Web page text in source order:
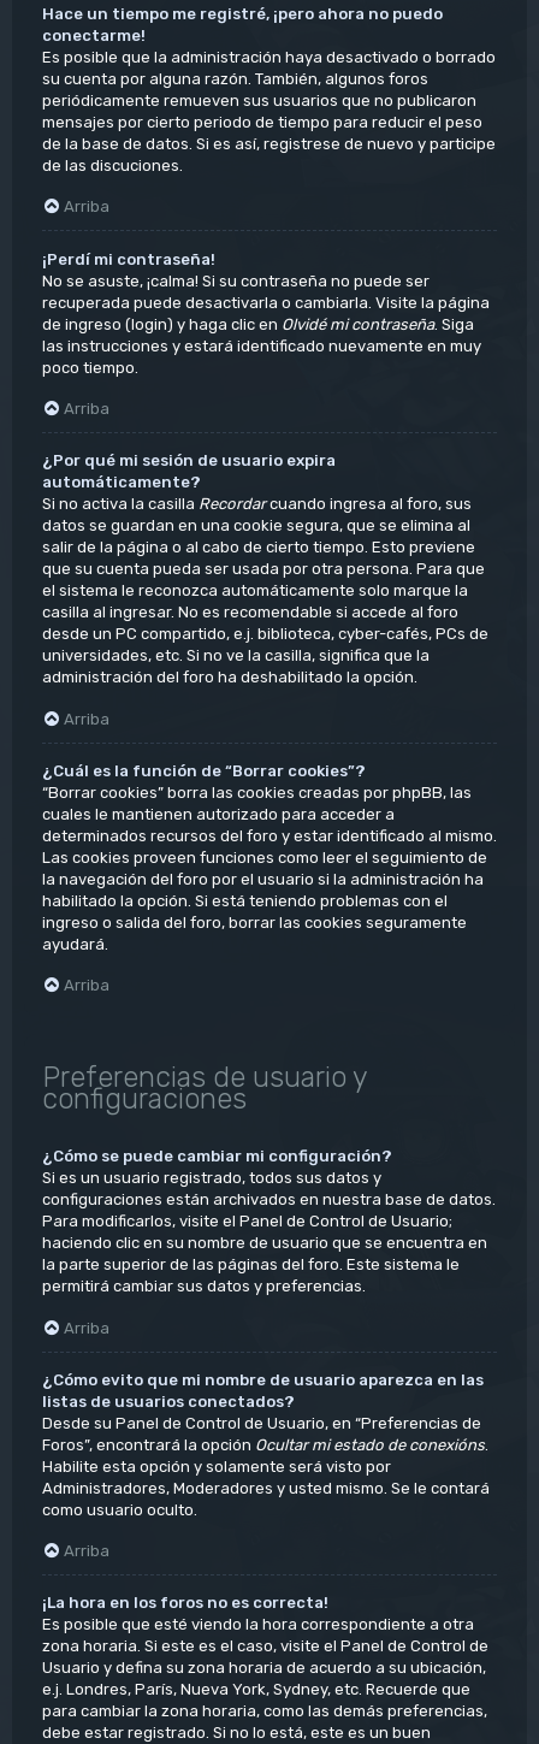
Hace un tiempo me registré, ¡pero ahora no puedo
conectarme!
Es posible que la administración haya desactivado o borrado
su cuenta por alguna razón. También, algunos foros
periódicamente remueven sus usuarios que no publicaron
mensajes por cierto periodo de tiempo para reducir el peso
de la base de datos. Si es así, registrese de nuevo y participe
de las discuciones.
Arriba
¡Perdí mi contraseña!
No se asuste, ¡calma! Si su contraseña no puede ser
recuperada puede desactivarla o cambiarla. Visite la página
de ingreso (login) y haga clic en Olvidé mi contraseña. Siga
las instrucciones y estará identificado nuevamente en muy
poco tiempo.
Arriba
¿Por qué mi sesión de usuario expira
automáticamente?
Si no activa la casilla Recordarcuando ingresa al foro, sus
datos se guardan en una cookie segura, que se elimina al
salir de la página o al cabo de cierto tiempo. Esto previene
que su cuenta pueda ser usada por otra persona. Para que
el sistema le reconozca automáticamente solo marque la
casilla al ingresar. No es recomendable si accede al foro
desde un PC compartido, e.j. biblioteca, cyber-cafés, PCs de
universidades, etc. Si no ve la casilla, significa que la
administración del foro ha deshabilitado la opción.
Arriba
¿Cuál es la función de “Borrar cookies”?
“Borrar cookies” borra las cookies creadas por phpBB, las
cuales le mantienen autorizado para acceder a
determinados recursos del foro y estar identificado al mismo.
Las cookies proveen funciones como leer el seguimiento de
la navegación del foro por el usuario si la administración ha
habilitado la opción. Si está teniendo problemas con el
ingreso o salida del foro, borrar las cookies seguramente
ayudará.
Arriba
Preferencias de usuario y
configuraciones
¿Cómo se puede cambiar mi configuración?
Si es un usuario registrado, todos sus datos y
configuraciones están archivados en nuestra base de datos.
Para modificarlos, visite el Panel de Control de Usuario;
haciendo clic en su nombre de usuario que se encuentra en
la parte superior de las páginas del foro. Este sistema le
permitirá cambiar sus datos y preferencias.
Arriba
¿Cómo evito que mi nombre de usuario aparezca en las
listas de usuarios conectados?
Desde su Panel de Control de Usuario, en “Preferencias de
Foros”, encontrará la opción Ocultar mi estado de conexións.
Habilite esta opción y solamente será visto por
Administradores, Moderadores y usted mismo. Se le contará
como usuario oculto.
Arriba
¡La hora en los foros no es correcta!
Es posible que esté viendo la hora correspondiente a otra
zona horaria. Si este es el caso, visite el Panel de Control de
Usuario y defina su zona horaria de acuerdo a su ubicación,
e.j. Londres, París, Nueva York, Sydney, etc. Recuerde que
para cambiar la zona horaria, como las demás preferencias,
debe estar registrado. Si no lo está, este es un buen